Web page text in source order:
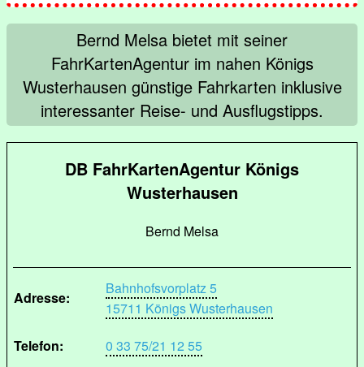
Bernd Melsa bietet mit seiner
FahrKartenAgentur im nahen Königs
Wusterhausen günstige Fahrkarten inklusive
interessanter Reise- und Ausflugstipps.
DB FahrKartenAgentur Königs
Wusterhausen
Bernd Melsa
Adresse:
Bahnhofsvorplatz 5
15711 Königs Wusterhausen
Telefon:
0 33 75/21 12 55